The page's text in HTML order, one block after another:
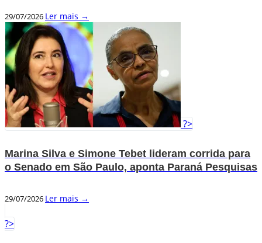
29/07/2026 Ler mais →
?>
Marina Silva e Simone Tebet lideram corrida para
o Senado em São Paulo, aponta Paraná Pesquisas
29/07/2026 Ler mais →
?>